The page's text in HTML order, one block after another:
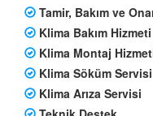
Tamir, Bakım ve
Klima Bakım Hizmeti
Klima Montaj
Klima Söküm Servisi
Klima Arıza Servisi